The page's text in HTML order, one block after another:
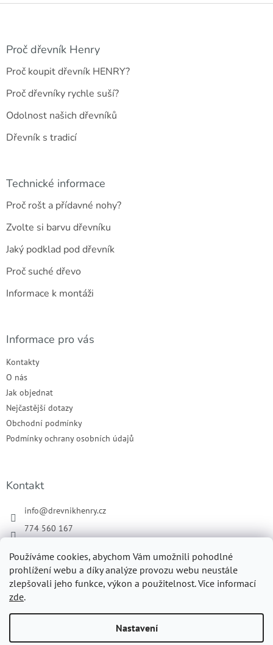
Používáme cookies, abychom Vám umožnili pohodlné
prohlížení webu a díky analýze provozu webu neustále
zlepšovali jeho funkce, výkon a použitelnost. Více informací
zde.
Nastavení
Z
Proč dřevník Henry
Proč koupit dřevník HENRY?
Proč dřevníky rychle suší?
Odolnost našich dřevníků
Dřevník s tradicí
Technické informace
Proč rošt a přídavné nohy?
Zvolte si barvu dřevníku
Jaký podklad pod dřevník
Proč suché dřevo
Informace k montáži
Informace pro vás
Kontakty
O nás
Jak objednat
Nejčastější dotazy
Obchodní podmínky
Podmínky ochrany osobních údajů
Kontakt
info@drevnikhenry.cz
774 560 167
MirandaMedia Group s.r.o.